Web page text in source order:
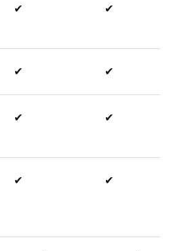
✔ ✔
✔ ✔
✔ ✔
✔ ✔